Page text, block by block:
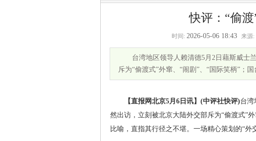
快评：“偷
时间: 2026-05-06 18:43 来源:
台湾地区领导人赖清德5月2日藉斯威士
斥为“偷渡式”外窜、“闹剧”、“国际笑柄”；
【直报网北京5月6日讯】(中评社快评)台湾
然出访，立刻被北京大陆外交部斥为“偷渡式”
比喻，直指其行径之不堪。一场精心策划的“外